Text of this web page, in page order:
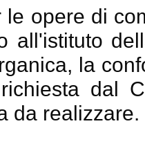
le opere di
all'istituto
la
dal
da realizzare.